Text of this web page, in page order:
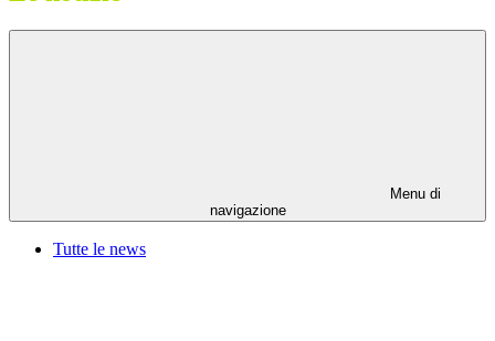
Menu di
navigazione
Tutte le news